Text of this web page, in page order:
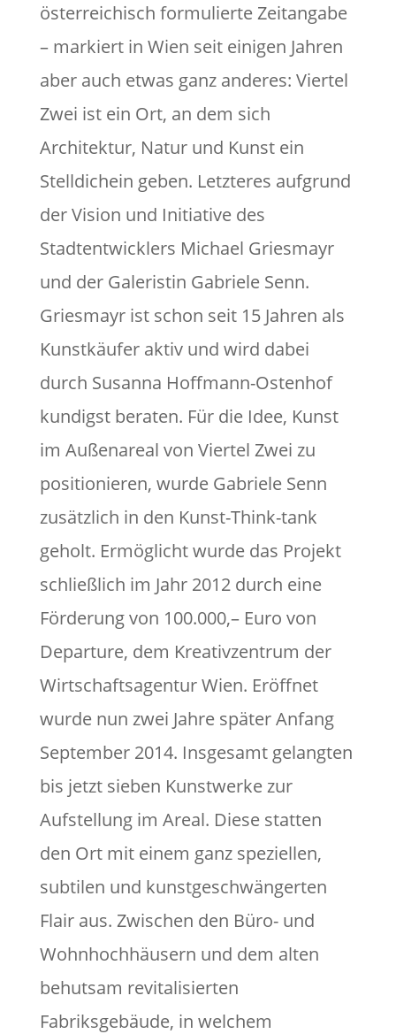
österreichisch formulierte Zeitangabe
– markiert in Wien seit einigen Jahren
aber auch etwas ganz anderes: Viertel
Zwei ist ein Ort, an dem sich
Architektur, Natur und Kunst ein
Stelldichein geben. Letzteres aufgrund
der Vision und Initiative des
Stadtentwicklers Michael Griesmayr
und der Galeristin Gabriele Senn.
Griesmayr ist schon seit 15 Jahren als
Kunstkäufer aktiv und wird dabei
durch Susanna Hoffmann-Ostenhof
kundigst beraten. Für die Idee, Kunst
im Außenareal von Viertel Zwei zu
positionieren, wurde Gabriele Senn
zusätzlich in den Kunst-Think-tank
geholt. Ermöglicht wurde das Projekt
schließlich im Jahr 2012 durch eine
Förderung von 100.000,– Euro von
Departure, dem Kreativzentrum der
Wirtschaftsagentur Wien. Eröffnet
wurde nun zwei Jahre später Anfang
September 2014. Insgesamt gelangten
bis jetzt sieben Kunstwerke zur
Aufstellung im Areal. Diese statten
den Ort mit einem ganz speziellen,
subtilen und kunstgeschwängerten
Flair aus. Zwischen den Büro- und
Wohnhochhäusern und dem alten
behutsam revitalisierten
Fabriksgebäude, in welchem